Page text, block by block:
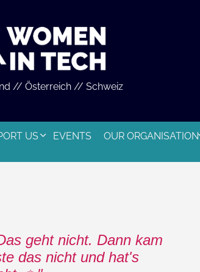
// Österreich // Schweiz
US EVENTS
OUR ORGANISATION
geht nicht. Dann kam
das nicht und hat's